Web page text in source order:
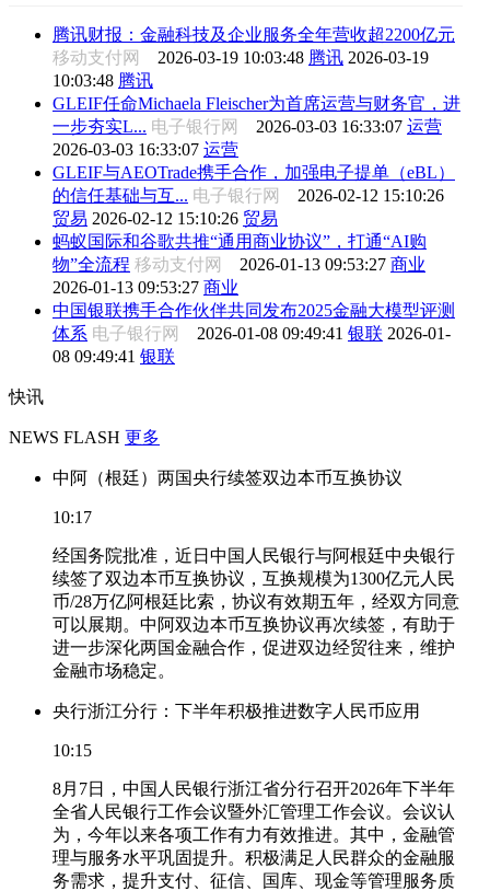
腾讯财报：金融科技及企业服务全年营收超2200亿元
移动支付网 2026-03-19 10:03:48 腾讯 2026-03-19
10:03:48 腾讯
GLEIF任命Michaela Fleischer为首席运营与财务官，进
一步夯实L... 电子银行网 2026-03-03 16:33:07 运营
2026-03-03 16:33:07 运营
GLEIF与AEOTrade携手合作，加强电子提单（eBL）
的信任基础与互... 电子银行网 2026-02-12 15:10:26
贸易 2026-02-12 15:10:26 贸易
蚂蚁国际和谷歌共推“通用商业协议”，打通“AI购
物”全流程 移动支付网 2026-01-13 09:53:27 商业
2026-01-13 09:53:27 商业
中国银联携手合作伙伴共同发布2025金融大模型评测
体系 电子银行网 2026-01-08 09:49:41 银联 2026-01-
08 09:49:41 银联
快讯
NEWS FLASH 更多
中阿（根廷）两国央行续签双边本币互换协议
10:17
经国务院批准，近日中国人民银行与阿根廷中央银行
续签了双边本币互换协议，互换规模为1300亿元人民
币/28万亿阿根廷比索，协议有效期五年，经双方同意
可以展期。中阿双边本币互换协议再次续签，有助于
进一步深化两国金融合作，促进双边经贸往来，维护
金融市场稳定。
央行浙江分行：下半年积极推进数字人民币应用
10:15
8月7日，中国人民银行浙江省分行召开2026年下半年
全省人民银行工作会议暨外汇管理工作会议。会议认
为，今年以来各项工作有力有效推进。其中，金融管
理与服务水平巩固提升。积极满足人民群众的金融服
务需求，提升支付、征信、国库、现金等管理服务质